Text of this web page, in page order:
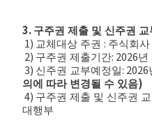
3. 구주권 제출 및 신주권 교
1) 교체대상 주권 : 주식회
2) 구주권 제출기간: 2026년
3) 신주권 교부예정일: 2026
의에 따라 변경될 수 있음)
4) 구주권 제출 및 신주권
대행부